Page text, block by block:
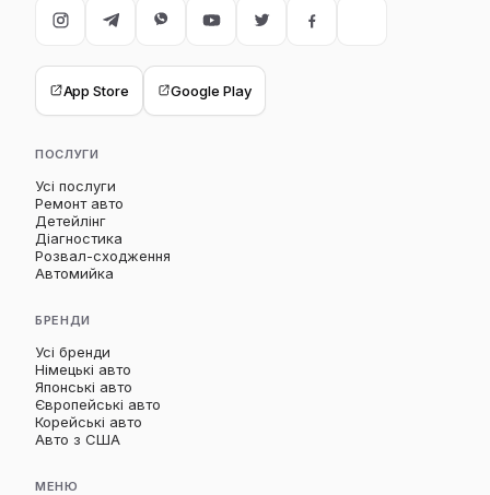
App Store Google Play
ПОСЛУГИ
Усі послуги
Ремонт авто
Детейлінг
Діагностика
Розвал-сходження
Автомийка
БРЕНДИ
Усі бренди
Німецькі авто
Японські авто
Європейські авто
Корейські авто
Авто з США
МЕНЮ